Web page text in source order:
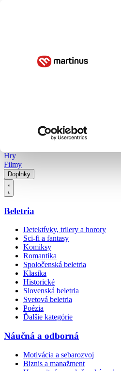
Hry
Filmy
Doplnky
Beletria
Detektívky, trilery a horory
Sci-fi a fantasy
Komiksy
Romantika
Spoločenská beletria
Klasika
Historické
Slovenská beletria
Svetová beletria
Poézia
Ďalšie kategórie
Náučná a odborná
Motivácia a sebarozvoj
Biznis a manažment